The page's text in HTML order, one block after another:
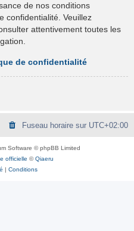
de nos conditions
confidentialité. Veuillez
attentivement toutes les
de confidentialité
Fuseau horaire sur UTC+02:00
Software © phpBB Limited
officielle ©Qiaeru
| Conditions